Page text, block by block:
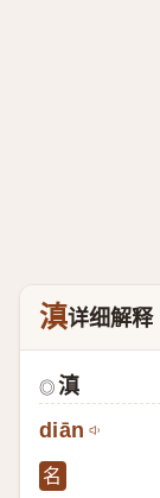
滇详细解释
◎ 滇
diān
名